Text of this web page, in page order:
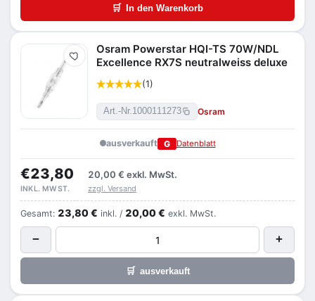
🛒 In den Warenkorb
Merken
Osram Powerstar HQI-TS 70W/NDL
Excellence RX7S neutralweiss deluxe
(1)
Art.-Nr.1000111273 Osram
ausverkauft G Datenblatt
€23,80 20,00 € exkl. MwSt.
INKL. MWST. zzgl. Versand
Gesamt: 23,80 € inkl. / 20,00 € exkl. MwSt.
− +
🛒 ausverkauft